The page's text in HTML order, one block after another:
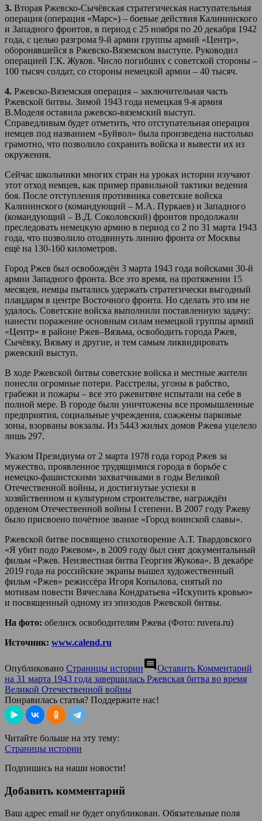
3. Вторая Ржевско-Сычёвская стратегическая наступательная
операция (операция «Марс») – боевые действия Калининского
и Западного фронтов, в период с 25 ноября по 20 декабря 1942
года, с целью разгрома 9-й армии группы армий «Центр»,
оборонявшейся в Ржевско-Вяземском выступе. Руководил
операцией Г.К. Жуков. Число погибших с советской стороны –
100 тысяч солдат, со стороны немецкой армии – 40 тысяч.
4. Ржевско-Вяземская операция – заключительная часть
Ржевской битвы. Зимой 1943 года немецкая 9-я армия
В.Моделя оставила ржевско-вяземский выступ.
Справедливым будет отметить, что отступательная операция
немцев под названием «Буйвол» была произведена настолько
грамотно, что позволило сохранить войска и вывести их из
окружения.
Сейчас школьники многих стран на уроках истории изучают
этот отход немцев, как пример правильной тактики ведения
боя. После отступления противника советские войска
Калининского (командующий – М.А. Пуркаев) и Западного
(командующий – В.Д. Соколовский) фронтов продолжали
преследовать немецкую армию в период со 2 по 31 марта 1943
года, что позволило отодвинуть линию фронта от Москвы
ещё на 130-160 километров.
Город Ржев был освобождён 3 марта 1943 года войсками 30-й
армии Западного фронта. Все это время, на протяжении 15
месяцев, немцы пытались удержать стратегически выгодный
плацдарм в центре Восточного фронта. Но сделать это им не
удалось. Советские войска выполнили поставленную задачу:
нанести поражение основным силам немецкой группы армий
«Центр» в районе Ржев–Вязьма, освободить города Ржев,
Сычёвку, Вязьму и другие, и тем самым ликвидировать
ржевский выступ.
В ходе Ржевской битвы советские войска и местные жители
понесли огромные потери. Расстрелы, угоны в рабство,
грабежи и пожары – все это ржевитяне испытали на себе в
полной мере. В городе были уничтожены все промышленные
предприятия, социальные учреждения, сожжены парковые
зоны, взорваны вокзалы. Из 5443 жилых домов Ржева уцелело
лишь 297.
Указом Президиума от 2 марта 1978 года город Ржев за
мужество, проявленное трудящимися города в борьбе с
немецко-фашистскими захватчиками в годы Великой
Отечественной войны, и достигнутые успехи в
хозяйственном и культурном строительстве, награждён
орденом Отечественной войны I степени. В 2007 году Ржеву
было присвоено почётное звание «Город воинской славы».
Ржевской битве посвящено стихотворение А.Т. Твардовского
«Я убит подо Ржевом», в 2009 году был снят документальный
фильм «Ржев. Неизвестная битва Георгия Жукова». В декабре
2019 года на российские экраны вышел художественный
фильм «Ржев» режиссёра Игоря Копылова, снятый по
мотивам повести Вячеслава Кондратьева «Искупить кровью»
и посвященный одному из эпизодов Ржевской битвы.
На фото: обелиск освободителям Ржева (Фото: ruvera.ru)
Источник: www.calend.ru
Опубликовано Страницы историиcomment Оставить Комментарий
на 31 марта 1943 года завершилась Ржевская битва во время
Великой Отечественной войны
Понравилась статья? Поддержите нас!
Читайте больше на эту тему:
Страницы истории
Подпишись на наши новости!
Добавить комментарий
Ваш адрес email не будет опубликован. Обязательные поля